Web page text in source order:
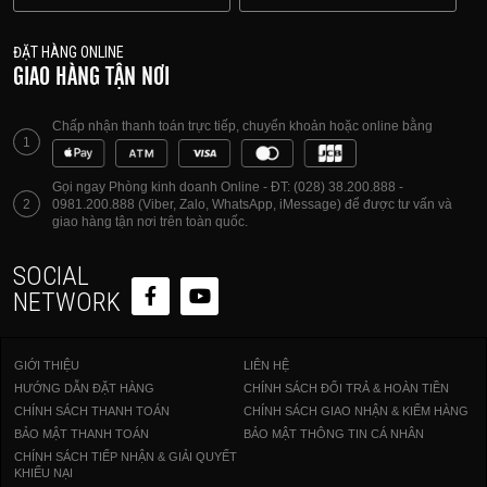
ĐẶT HÀNG ONLINE
GIAO HÀNG TẬN NƠI
1
Chấp nhận thanh toán trực tiếp, chuyển khoản hoặc online bằng
2
Gọi ngay Phòng kinh doanh Online - ĐT: (028) 38.200.888 -
0981.200.888 (Viber, Zalo, WhatsApp, iMessage) để được tư vấn và
giao hàng tận nơi trên toàn quốc.
SOCIAL
NETWORK
GIỚI THIỆU
LIÊN HỆ
HƯỚNG DẪN ĐẶT HÀNG
CHÍNH SÁCH ĐỔI TRẢ & HOÀN TIỀN
CHÍNH SÁCH THANH TOÁN
CHÍNH SÁCH GIAO NHẬN & KIỂM HÀNG
BẢO MẬT THANH TOÁN
BẢO MẬT THÔNG TIN CÁ NHÂN
CHÍNH SÁCH TIẾP NHẬN & GIẢI QUYẾT
KHIẾU NẠI